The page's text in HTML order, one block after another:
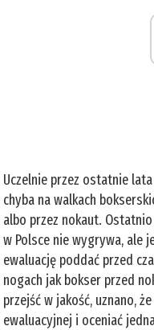
Uczelnie przez ostatnie
chyba na walkach
albo przez nokaut.
w Polsce nie wygrywa, ale
ewaluację poddać przed
nogach jak bokser przed
przejść w jakość, uznano,
ewaluacyjnej i oceniać